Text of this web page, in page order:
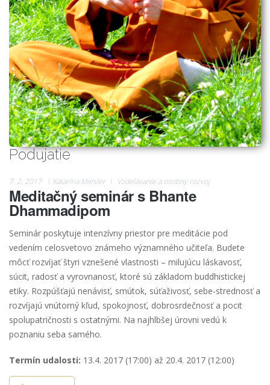
Podujatie
7. 2. 2017 Katarína Miesler Vzdelávanie a osobný rozvoj
Meditačný seminár s Bhante
Dhammadipom
Seminár poskytuje intenzívny priestor pre meditácie pod
vedením celosvetovo známeho významného učiteľa. Budete
môcť rozvíjať štyri vznešené vlastnosti – milujúcu láskavosť,
súcit, radosť a vyrovnanosť, ktoré sú základom buddhistickej
etiky. Rozpúšťajú nenávisť, smútok, súťaživosť, sebe-strednosť a
rozvíjajú vnútorný kľud, spokojnosť, dobrosrdečnosť a pocit
spolupatričnosti s ostatnými. Na najhlbšej úrovni vedú k
poznaniu seba samého.
Termín udalosti: 13.4. 2017 (17:00) až 20.4. 2017 (12:00)